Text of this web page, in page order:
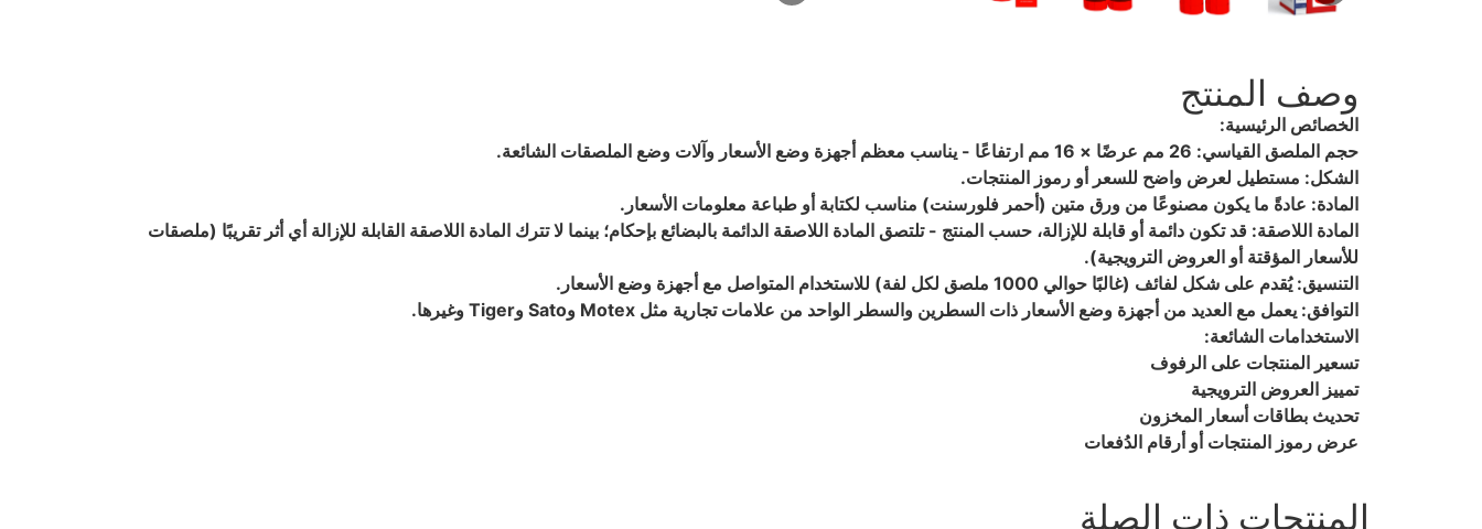
وصف المنتج
الخصائص الرئيسية:
حجم الملصق القياسي: 26 مم عرضًا × 16 مم ارتفاعًا - يناسب معظم أجهزة وضع الأسعار وآلات وضع الملصقات الشائعة.
الشكل: مستطيل لعرض واضح للسعر أو رموز المنتجات.
المادة: عادةً ما يكون مصنوعًا من ورق متين (أحمر فلورسنت) مناسب لكتابة أو طباعة معلومات الأسعار.
المادة اللاصقة: قد تكون دائمة أو قابلة للإزالة، حسب المنتج - تلتصق المادة اللاصقة الدائمة بالبضائع بإحكام؛ بينما لا تترك المادة اللاصقة القابلة للإزالة أي أثر تقريبًا (ملصقات
للأسعار المؤقتة أو العروض الترويجية).
التنسيق: يُقدم على شكل لفائف (غالبًا حوالي 1000 ملصق لكل لفة) للاستخدام المتواصل مع أجهزة وضع الأسعار.
التوافق: يعمل مع العديد من أجهزة وضع الأسعار ذات السطرين والسطر الواحد من علامات تجارية مثل Motex وSato وTiger وغيرها.
الاستخدامات الشائعة:
تسعير المنتجات على الرفوف
تمييز العروض الترويجية
تحديث بطاقات أسعار المخزون
عرض رموز المنتجات أو أرقام الدُفعات
المنتجات ذات الصلة